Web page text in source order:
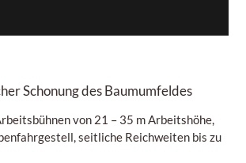
Schonung des Baumumfeldes
von 21 – 35 mArbeitshöhe,
seitliche Reichweiten bis zu